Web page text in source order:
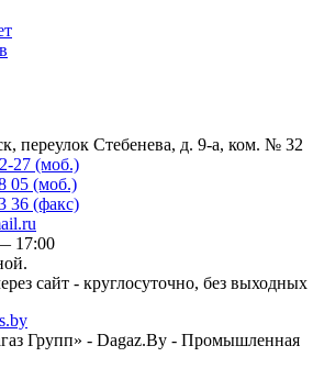
переулок Стебенева, д. 9-а, ком. № 32
27 (моб.)
05 (моб.)
36 (факс)
17:00
сайт - круглосуточно, без выходных
Групп» - Dagaz.By - Промышленная